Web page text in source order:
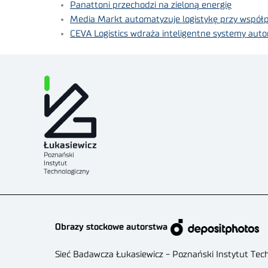
Panattoni przechodzi na zieloną energię
Media Markt automatyzuje logistykę przy
CEVA Logistics wdraża inteligentne systemy
Obrazy stockowe autorstwa
Sieć Badawcza Łukasiewicz - Poznański Instytut